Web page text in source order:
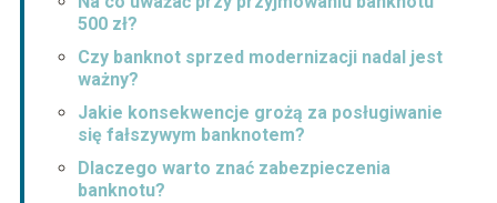
500 zł?
Czy banknot sprzed modernizacji nadal jest
ważny?
Jakie konsekwencje grożą za posługiwanie
się fałszywym banknotem?
Dlaczego warto znać zabezpieczenia
banknotu?